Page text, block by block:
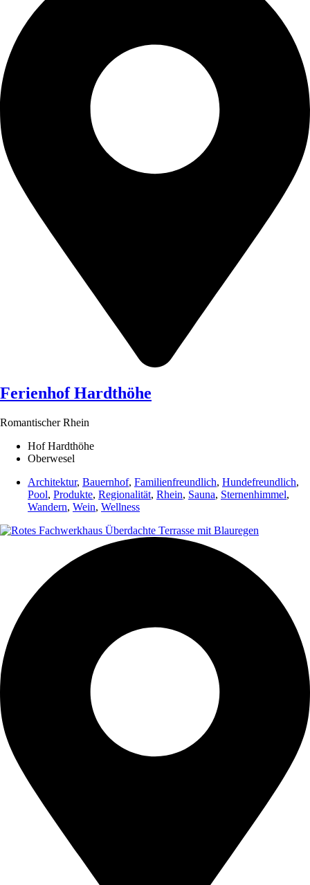
Ferienhof Hardthöhe
Romantischer Rhein
Hof Hardthöhe
Oberwesel
Architektur, Bauernhof, Familienfreundlich, Hundefreundlich,
Pool, Produkte, Regionalität, Rhein, Sauna, Sternenhimmel,
Wandern, Wein, Wellness